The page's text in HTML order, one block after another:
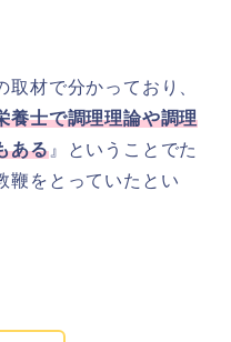
材で分かっており、
養士で調理理論や調理
ある』ということでた
鞭をとっていたとい